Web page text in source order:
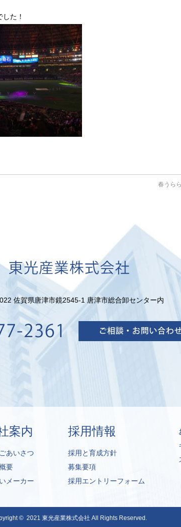
た！
春うら
佐賀県唐津市鏡2545-1 唐津市総合卸センター内
案内
あいさつ
要
メーカー
採用情報
採用と育成方針
募集要項
採用エントリーフォーム
© 2021 東光産業株式会社 All Rights Reserved.